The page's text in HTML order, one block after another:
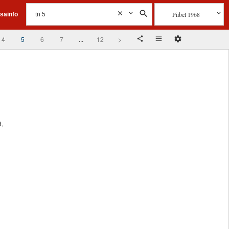
Piibel 1968
4 5 6 7 ... 12 >